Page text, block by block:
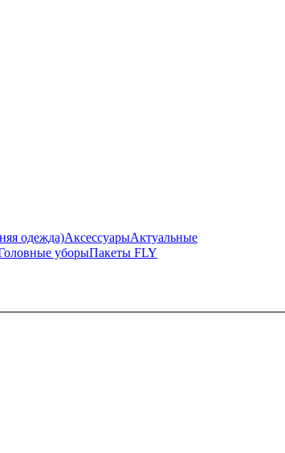
одежда)АксессуарыАктуальные
уборыПакеты FLY